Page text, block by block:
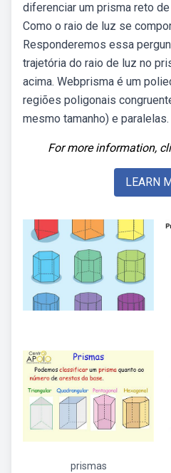
diferenciar um prisma reto
Como o raio de luz se
Responderemos essa
trajetória do raio de luz no
acima. Webprisma é um
regiões poligonais
mesmo tamanho) e paralelas.
For more information,
LEARN
prismas